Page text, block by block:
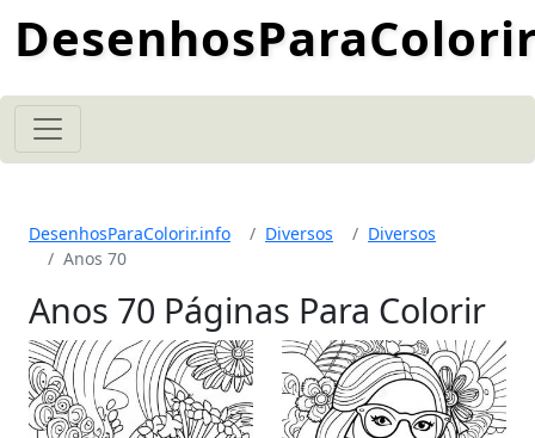
DesenhosParaColorir.info Diversos
Diversos
Anos 70
Anos 70 Páginas Para Colorir